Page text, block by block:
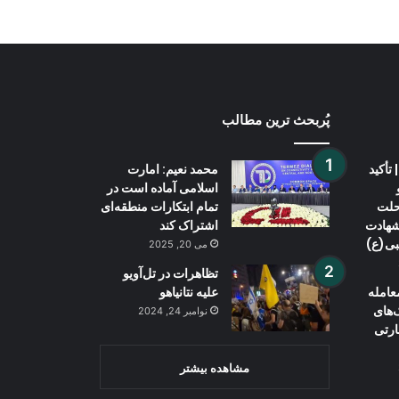
شهادت
پُربحث ترین مطالب
محمد نعیم: امارت
اسلامی آماده است در
تمام ابتکارات منطقه‌ای
اشتراک کند
می 20, 2025
تظاهرات در تل‌آویو
علیه نتانیاهو
نوامبر 24, 2024
مشاهده بیشتر